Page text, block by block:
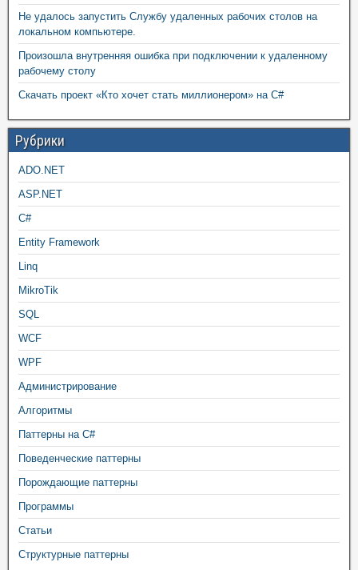
Не удалось запустить Службу удаленных рабочих столов на
локальном компьютере.
Произошла внутренняя ошибка при подключении к удаленному
рабочему столу
Скачать проект «Кто хочет стать миллионером» на C#
Рубрики
ADO.NET
ASP.NET
C#
Entity Framework
Linq
MikroTik
SQL
WCF
WPF
Администрирование
Алгоритмы
Паттерны на C#
Поведенческие паттерны
Порождающие паттерны
Программы
Статьи
Структурные паттерны